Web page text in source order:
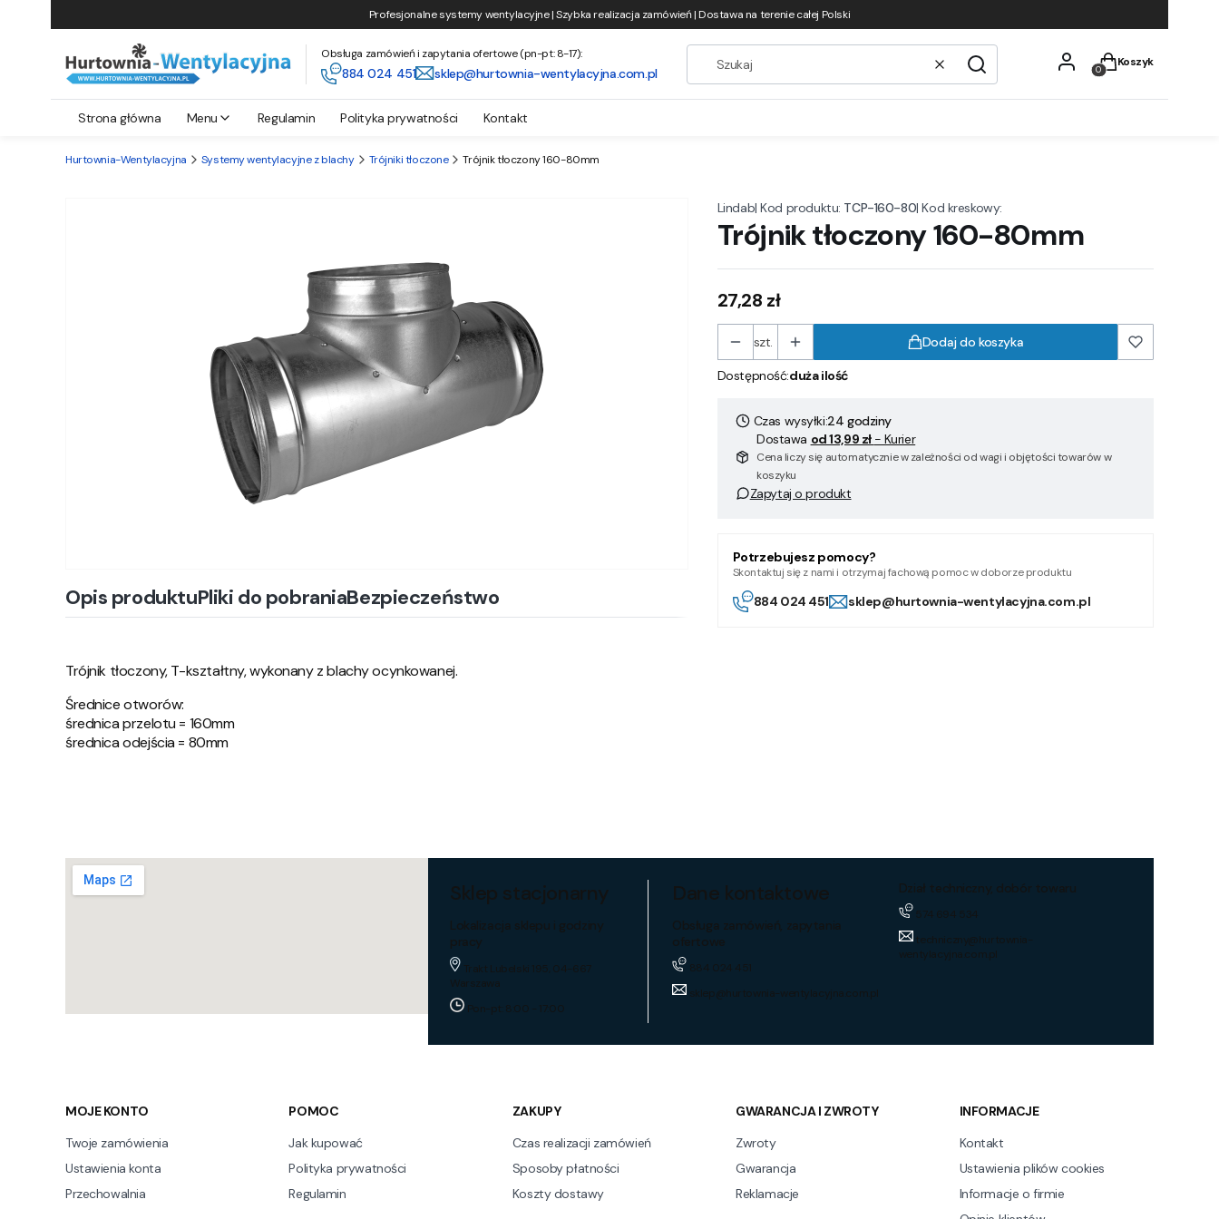
Profesjonalne systemy wentylacyjne | Szybka realizacja zamówień | Dostawa na terenie całej Polski
Obsługa zamówień i zapytania ofertowe (pn-pt: 8-17):
884 024 451 sklep@hurtownia-wentylacyjna.com.pl WyczyśćSzukaj
Produkty w
Koszyk
Strona główna Menu Regulamin Polityka prywatności Kontakt
Hurtownia-Wentylacyjna Systemy wentylacyjne z blachy Trójniki tłoczone Trójnik tłoczony 160-80mm
Opis produktuPliki do pobraniaBezpieczeństwo
Trójnik tłoczony, T-kształtny, wykonany z blachy ocynkowanej.
Średnice otworów:
średnica przelotu = 160mm
średnica odejścia = 80mm
Lindab|Kod produktu: TCP-160-80|Kod kreskowy:
Trójnik tłoczony 160-80mm
Cena
27,28 zł
szt. Dodaj do koszyka
Dostępność:duża ilość
Czas wysyłki:24 godziny
Dostawa od 13,99 zł - Kurier
Cena liczy się automatycznie w zależności od wagi i objętości towarów w
koszyku
Zapytaj o produkt
Potrzebujesz pomocy?
Skontaktuj się z nami i otrzymaj fachową pomoc w doborze produktu
884 024 451 sklep@hurtownia-wentylacyjna.com.pl
Sklep stacjonarny
Lokalizacja sklepu i godziny
pracy
Trakt Lubelski 195, 04-667
Warszawa
Pon-pt: 8:00 - 17:00
Dane kontaktowe
Obsługa zamówień, zapytania
ofertowe
884 024 451
sklep@hurtownia-wentylacyjna.com.pl
Dział techniczny, dobór towaru
574 694 534
techniczny@hurtownia-
wentylacyjna.com.pl
Linki w stopce
MOJE KONTO
Twoje zamówienia
Ustawienia konta
Przechowalnia
POMOC
Jak kupować
Polityka prywatności
Regulamin
ZAKUPY
Czas realizacji zamówień
Sposoby płatności
Koszty dostawy
GWARANCJA I ZWROTY
Zwroty
Gwarancja
Reklamacje
INFORMACJE
Kontakt
Ustawienia plików cookies
Informacje o firmie